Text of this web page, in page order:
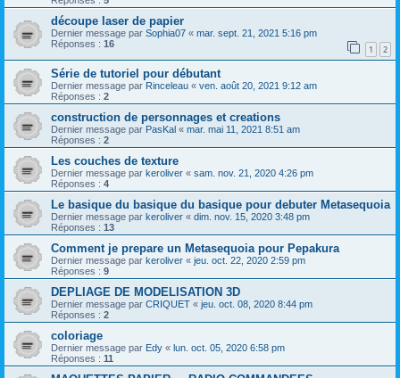
découpe laser de papier
Dernier message par Sophia07 « mar. sept. 21, 2021 5:16 pm
Réponses : 16 1 2
Série de tutoriel pour débutant
Dernier message par Rinceleau « ven. août 20, 2021 9:12 am
Réponses : 2
construction de personnages et creations
Dernier message par PasKal « mar. mai 11, 2021 8:51 am
Réponses : 2
Les couches de texture
Dernier message par keroliver « sam. nov. 21, 2020 4:26 pm
Réponses : 4
Le basique du basique du basique pour debuter Metasequoia
Dernier message par keroliver « dim. nov. 15, 2020 3:48 pm
Réponses : 13
Comment je prepare un Metasequoia pour Pepakura
Dernier message par keroliver « jeu. oct. 22, 2020 2:59 pm
Réponses : 9
DEPLIAGE DE MODELISATION 3D
Dernier message par CRIQUET « jeu. oct. 08, 2020 8:44 pm
Réponses : 2
coloriage
Dernier message par Edy « lun. oct. 05, 2020 6:58 pm
Réponses : 11